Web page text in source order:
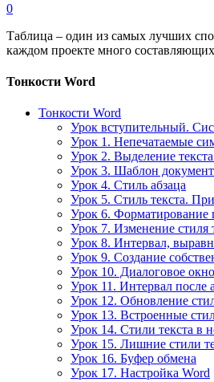
0
Таблица – один из самых лучших
каждом проекте много
Тонкости Word
Тонкости Word
Урок вступительный.
Урок 1. Непечатаемые
Урок 2. Выделение
Урок 3. Шаблон
Урок 4. Стиль абзаца
Урок 5. Стиль текста.
Урок 6. Форматирование
Урок 7. Изменение стиля
Урок 8. Интервал,
Урок 9. Создание
Урок 10. Диалоговое
Урок 11. Интервал после
Урок 12. Обновление
Урок 13. Встроенные
Урок 14. Стили текста в
Урок 15. Лишние стили
Урок 16. Буфер обмена
Урок 17. Настройка Word